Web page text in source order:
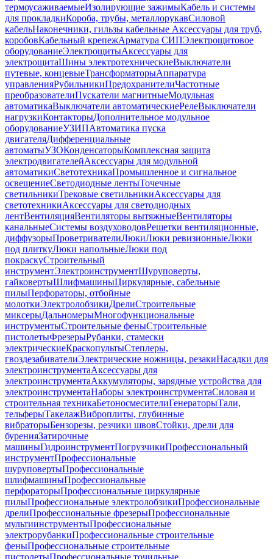
термоусаживаемыеИзолирующие зажимыКабель и системы
для прокладкиКороба, трубы, металлорукавСиловой
кабельНаконечники, гильзы кабельные Аксессуары для труб,
коробовКабельный крепежАрматура СИПЭлектрощитовое
оборудованиеЭлектрощитыАксессуары для
электрощитаШины электротехническиеВыключатели
путевые, концевыеТрансформаторыАппаратура
управленияРубильникиПредохранителиЧастотные
преобразователиПускатели магнитныеМодульная
автоматикаВыключатели автоматическиеРелеВыключатели
нагрузкиКонтакторыДополнительное модульное
оборудованиеУЗИПАвтоматика пуска
двигателяДифференциальные
автоматыУЗОКонденсаторыКомплексная защита
электродвигателейАксессуары для модульной
автоматикиСветотехникаПромышленное и сигнальное
освещениеСветодиодные лентыТочечные
светильникиТрековые светильникиАксессуары для
светотехникиАксессуары для светодиодных
лентВентиляцияВентиляторы вытяжныеВентиляторы
канальныеСистемы воздуховодовРешетки вентиляционные,
диффузорыПроветривателиЛюкиЛюки ревизионныеЛюки
под плиткуЛюки напольныеЛюки под
покраскуСтроительный
инструментЭлектроинструментШуруповерты,
гайковертыШлифмашиныЦиркулярные, сабельные
пилыПерфораторы, отбойные
молоткиЭлектролобзикиДрелиСтроительные
миксерыДальномерыМногофункциональные
инструментыСтроительные феныСтроительные
пистолетыФрезерыРубанки, стамески
электрическиеКраскопультыСтеплеры,
гвоздезабивателиЭлектрические ножницы, резакиНасадки для
электроинструментаАксессуары для
электроинструментаАккумуляторы, зарядные устройства для
электроинструментаНаборы электроинструментаСиловая и
строительная техникаБетоносмесителиГенераторыТали,
тельферыТакелажВиброплиты, глубинные
вибраторыБензорезы, резчики швовСтойки, дрели для
буренияЗатирочные
машиныГидроинструментПогрузчикиПрофессиональный
инструментПрофессиональные
шуруповертыПрофессиональные
шлифмашиныПрофессиональные
перфораторыПрофессиональные циркулярные
пилыПрофессиональные электролобзикиПрофессиональные
дрелиПрофессиональные фрезерыПрофессиональные
мультиинструментыПрофессиональные
электрорубанкиПрофессиональные строительные
феныПрофессиональные строительные
пистолетыПрофессиональные точильные